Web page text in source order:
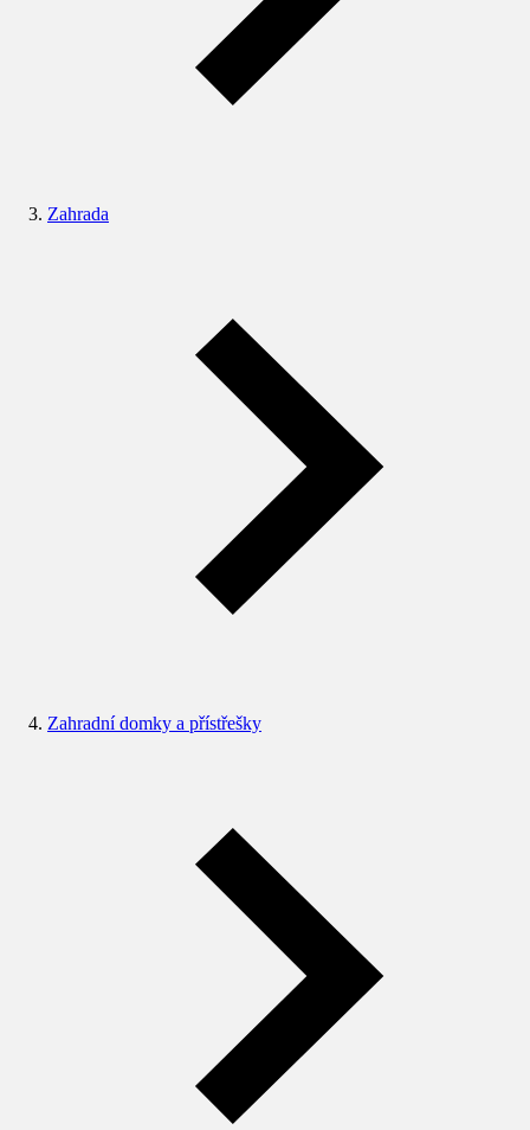
Zahrada
Zahradní domky a přístřešky